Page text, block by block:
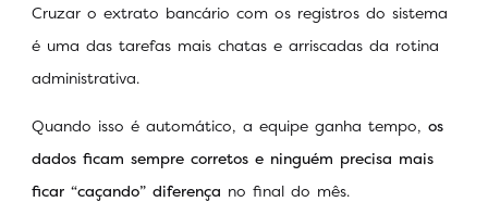
Cruzar o extrato bancário com os registros do sistema
é uma das tarefas mais chatas e arriscadas da rotina
administrativa.
Quando isso é automático, a equipe ganha tempo, os
dados ficam sempre corretos e ninguém precisa mais
ficar “caçando” diferença no final do mês.